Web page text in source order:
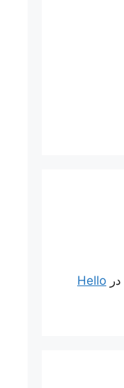
در Hello